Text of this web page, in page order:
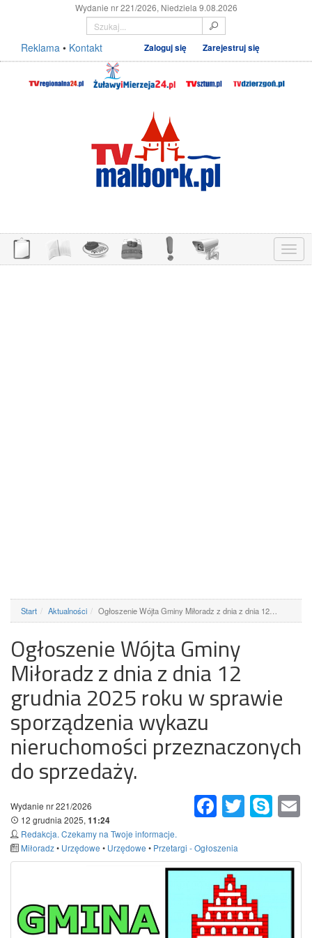
Wydanie nr 221/2026, Niedziela 9.08.2026
Reklama • Kontakt Zaloguj się Zarejestruj się
Menu
Start Aktualności Ogłoszenie Wójta Gminy Miłoradz z dnia z dnia 12…
Ogłoszenie Wójta Gminy
Miłoradz z dnia z dnia 12
grudnia 2025 roku w sprawie
sporządzenia wykazu
nieruchomości przeznaczonych
do sprzedaży.
FacebookTwitter Skype
Wydanie nr 221/2026
12 grudnia 2025, 11:24
Redakcja. Czekamy na Twoje informacje.
Miłoradz• Urzędowe • Urzędowe • Przetargi - Ogłoszenia